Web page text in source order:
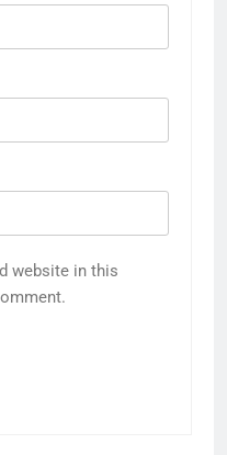
website in this